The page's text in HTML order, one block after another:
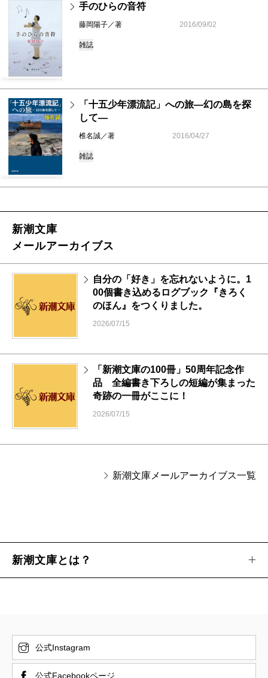
手のひらの音符
藤岡陽子／著 2016/09/02
雑誌
「十五少年漂流記」への旅―幻の島を探
して―
椎名誠／著 2016/04/27
雑誌
新潮文庫
メールアーカイブス
自分の「好き」を忘れないように。1
00個書き込めるログブック『きろく
のほん』をつくりました。
2026/07/15
「新潮文庫の100冊」50周年記念作
品 全編書き下ろしの短編が集まった
奇跡の一冊がここに！
2026/07/15
新潮文庫メールアーカイブス一覧
新潮文庫とは？
公式Instagram
公式Facebookページ